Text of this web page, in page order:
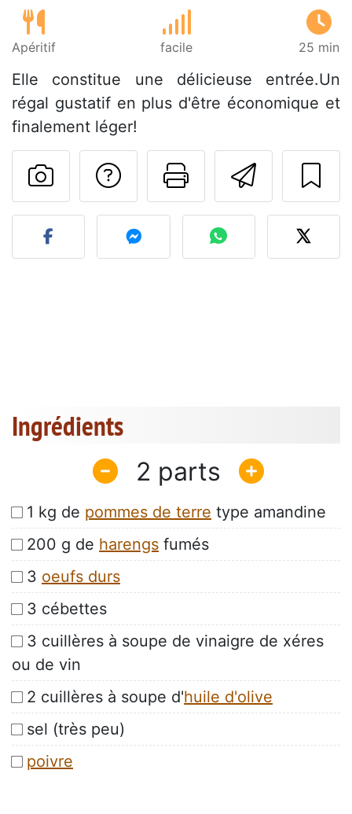
Apéritif facile 25 min
Elle constitue une délicieuse entrée.Un
régal gustatif en plus d'être économique et
finalement léger!
Imprimer
Poser une
Publier votre photo de
Ingrédients
2
1 kg de pommes de terre type amandine
200 g de harengs fumés
3 oeufs durs
3 cébettes
3 cuillères à soupe de vinaigre de xéres
ou de vin
2 cuillères à soupe d'huile d'olive
sel (très peu)
poivre